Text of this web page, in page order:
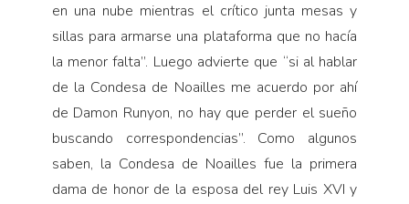
en una nube mientras el crítico junta mesas y
sillas para armarse una plataforma que no hacía
la menor falta”. Luego advierte que “si al hablar
de la Condesa de Noailles me acuerdo por ahí
de Damon Runyon, no hay que perder el sueño
buscando correspondencias”. Como algunos
saben, la Condesa de Noailles fue la primera
dama de honor de la esposa del rey Luis XVI y